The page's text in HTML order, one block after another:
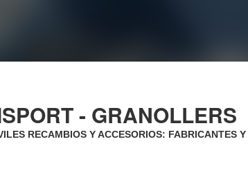
- GRANOLLERS
RECAMBIOS Y ACCESORIOS: FABRICANTES